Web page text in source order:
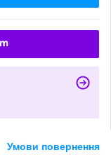
Умови повернення